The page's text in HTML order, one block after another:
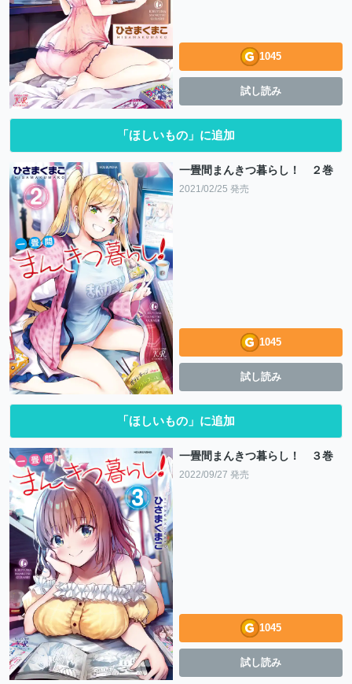
1045
試し読み
「ほしいもの」に追加
一畳間まんきつ暮らし！ ２巻
2021/02/25 発売
1045
試し読み
「ほしいもの」に追加
一畳間まんきつ暮らし！ ３巻
2022/09/27 発売
1045
試し読み